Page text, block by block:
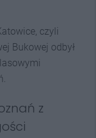
czyli
Bukowej odbył
z